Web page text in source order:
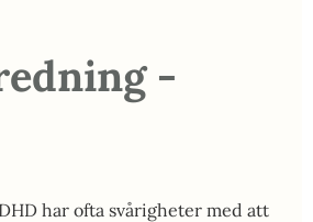
-
har ofta svårigheter med att